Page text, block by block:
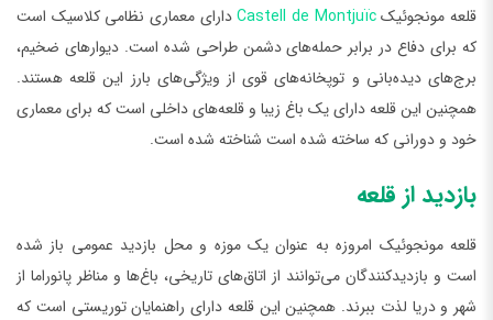
قلعه مونجوئیکCastell de Montjuïcدارای معماری نظامی کلاسیک است
که برای دفاع در برابر حمله‌های دشمن طراحی شده است. دیوارهای ضخیم،
برج‌های دیده‌بانی و توپخانه‌های قوی از ویژگی‌های بارز این قلعه هستند.
همچنین این قلعه دارای یک باغ زیبا و قلعه‌های داخلی است که برای معماری
خود و دورانی که ساخته شده است شناخته شده است.
بازدید از قلعه
قلعه مونجوئیک امروزه به عنوان یک موزه و محل بازدید عمومی باز شده
است و بازدیدکنندگان می‌توانند از اتاق‌های تاریخی، باغ‌ها و مناظر پانوراما از
شهر و دریا لذت ببرند. همچنین این قلعه دارای راهنمایان توریستی است که